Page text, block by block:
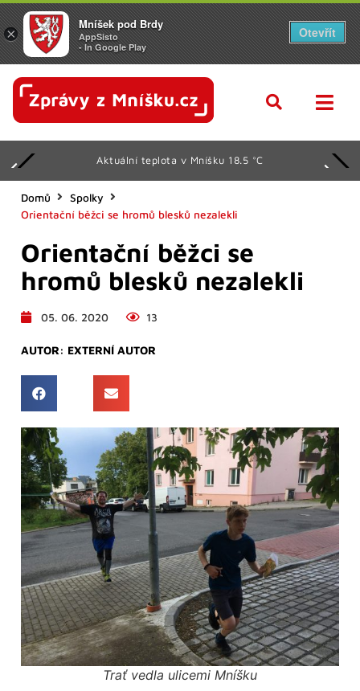
Aktuální teplota v Mníšku 18.5 °C
Domů
Spolky
Orientační běžci se hromů blesků nezalekli
Orientační běžci se
hromů blesků nezalekli
05. 06. 2020 13
AUTOR: EXTERNÍ AUTOR
Trať vedla ulicemi Mníšku
×
Mníšek pod Brdy
AppSisto
- In Google Play
Otevřít